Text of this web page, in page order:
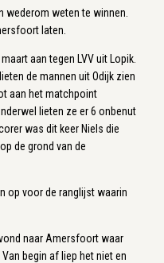
wederom weten te winnen.
laten.
aan tegen LVV uit Lopik.
de mannen uit Odijk zien
aan het matchpoint
lieten ze er 6 onbenut
was dit keer Niels die
de grond van de
op voor de ranglijst waarin
naar Amersfoort waar
begin af liep het niet en